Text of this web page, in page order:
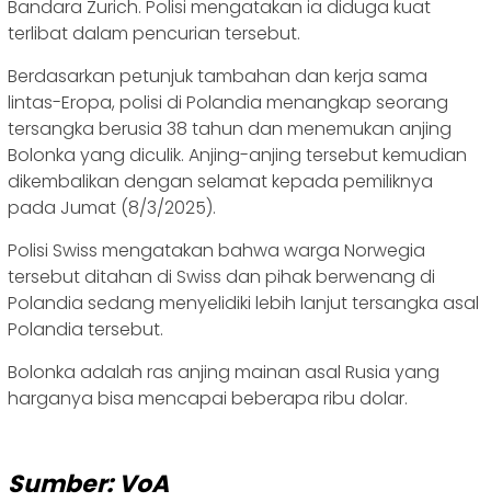
Bandara Zurich. Polisi mengatakan ia diduga kuat
terlibat dalam pencurian tersebut.
Berdasarkan petunjuk tambahan dan kerja sama
lintas-Eropa, polisi di Polandia menangkap seorang
tersangka berusia 38 tahun dan menemukan anjing
Bolonka yang diculik. Anjing-anjing tersebut kemudian
dikembalikan dengan selamat kepada pemiliknya
pada Jumat (8/3/2025).
Polisi Swiss mengatakan bahwa warga Norwegia
tersebut ditahan di Swiss dan pihak berwenang di
Polandia sedang menyelidiki lebih lanjut tersangka asal
Polandia tersebut.
Bolonka adalah ras anjing mainan asal Rusia yang
harganya bisa mencapai beberapa ribu dolar.
Sumber: VoA